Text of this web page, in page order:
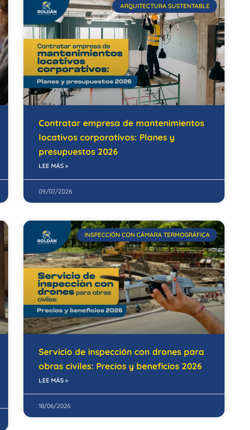
ARQUITECTURA SUSTENTABLE
Contratar empresa de mantenimientos
locativos corporativos: Planes y
presupuestos 2026
LEE MÁS »
09/07/2026
INSPECCIÓN CON CÁMARA TERMOGRÁFICA
Servicio de inspección con drones para
obras civiles: Precios y beneficios 2026
LEE MÁS »
18/06/2026